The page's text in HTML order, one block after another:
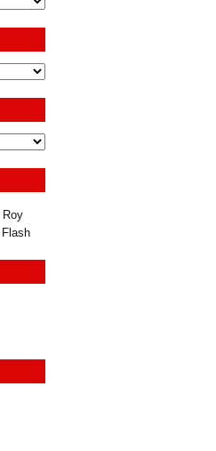
Roy
Flash